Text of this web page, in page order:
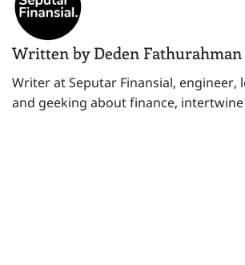
Written by Deden Fathurahman
Writer at Seputar Finansial, engineer,
and geeking about finance,